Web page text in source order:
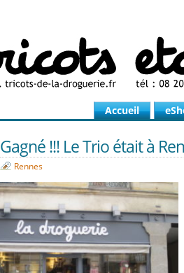
Accueil
Gagné !!! Le Trio était à
Rennes